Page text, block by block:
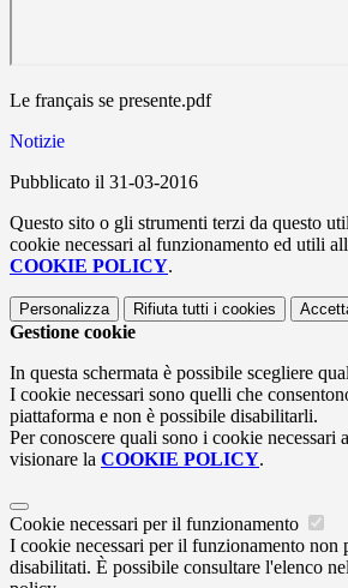
Le français se presente.pdf
Notizie
Pubblicato il 31-03-2016
Questo sito o gli strumenti terzi da questo
cookie necessari al funzionamento ed utili
COOKIE POLICY.
Personalizza Rifiuta tutti i cookies
Gestione cookie
In questa schermata è possibile scegliere
I cookie necessari sono quelli che
piattaforma e non è possibile disabilitarli.
Per conoscere quali sono i cookie necessari
visionare la COOKIE POLICY.
Cookie necessari per il funzionamento
I cookie necessari per il funzionamento non
disabilitati. È possibile consultare l'elenco